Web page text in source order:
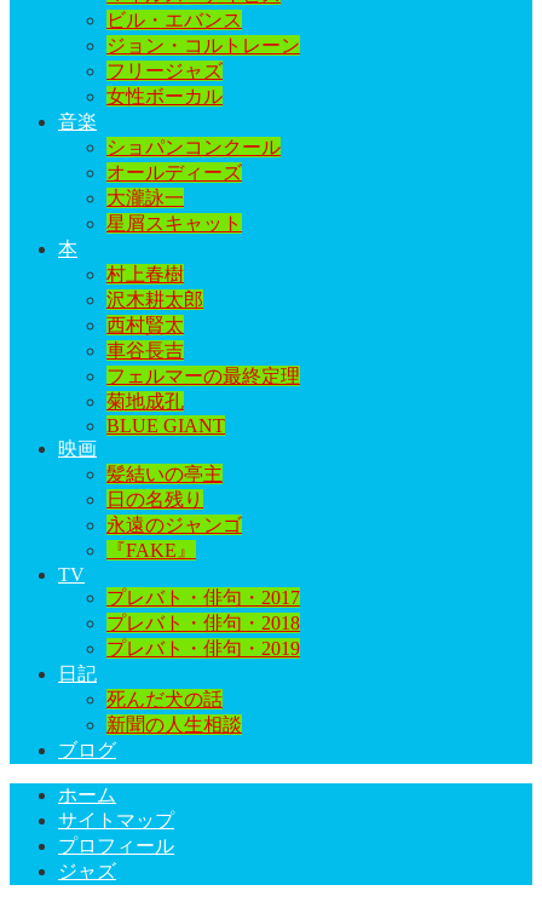
ビル・エバンス
ジョン・コルトレーン
フリージャズ
女性ボーカル
音楽
ショパンコンクール
オールディーズ
大瀧詠一
星屑スキャット
本
村上春樹
沢木耕太郎
西村賢太
車谷長吉
フェルマーの最終定理
菊地成孔
BLUE GIANT
映画
髪結いの亭主
日の名残り
永遠のジャンゴ
『FAKE』
TV
プレバト・俳句・2017
プレバト・俳句・2018
プレバト・俳句・2019
日記
死んだ犬の話
新聞の人生相談
ブログ
ホーム
サイトマップ
プロフィール
ジャズ